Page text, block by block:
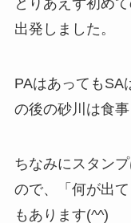
とりあえず初め
出発しました。
PAはあってもSA
の後の砂川は食
ちなみにスタン
ので、「何が出
もあります(^^)